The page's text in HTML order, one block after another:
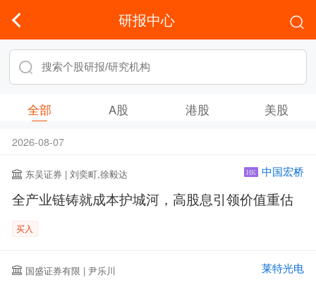
研报中心
全部 A股 港股 美股
2026-08-07
东吴证券 | 刘奕町,徐毅达 HK 中国宏桥
全产业链铸就成本护城河，高股息引领价值重估
买入
国盛证券有限 | 尹乐川 莱特光电